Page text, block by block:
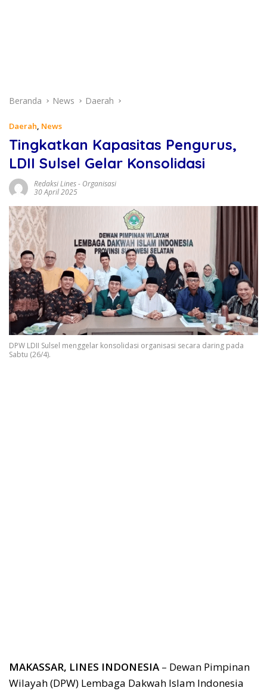
Beranda News Daerah
Daerah, News
Tingkatkan Kapasitas Pengurus,
LDII Sulsel Gelar Konsolidasi
Redaksi Lines- Organisasi
30 April 2025
DPW LDII Sulsel menggelar konsolidasi organisasi secara daring pada
Sabtu (26/4).
MAKASSAR, LINES INDONESIA – Dewan Pimpinan
Wilayah (DPW) Lembaga Dakwah Islam Indonesia